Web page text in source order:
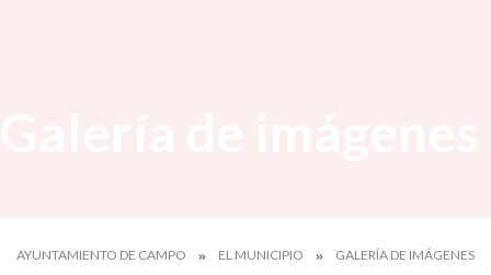
AYUNTAMIENTO DE CAMPO EL MUNICIPIO GALERÍA DE IMÁGENES